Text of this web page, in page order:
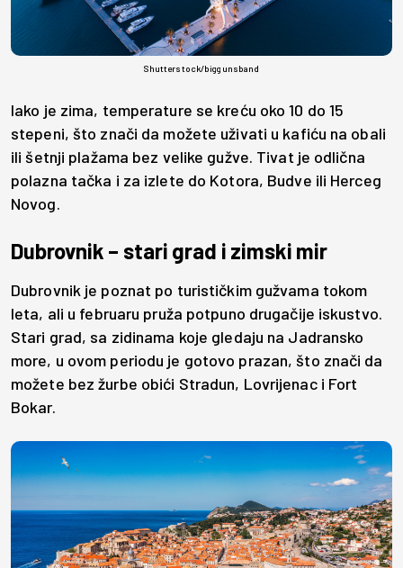
Shutterstock/biggunsband
Iako je zima, temperature se kreću oko 10 do 15
stepeni, što znači da možete uživati u kafiću na obali
ili šetnji plažama bez velike gužve. Tivat je odlična
polazna tačka i za izlete do Kotora, Budve ili Herceg
Novog.
Dubrovnik – stari grad i zimski mir
Dubrovnik je poznat po turističkim gužvama tokom
leta, ali u februaru pruža potpuno drugačije iskustvo.
Stari grad, sa zidinama koje gledaju na Jadransko
more, u ovom periodu je gotovo prazan, što znači da
možete bez žurbe obići Stradun, Lovrijenac i Fort
Bokar.